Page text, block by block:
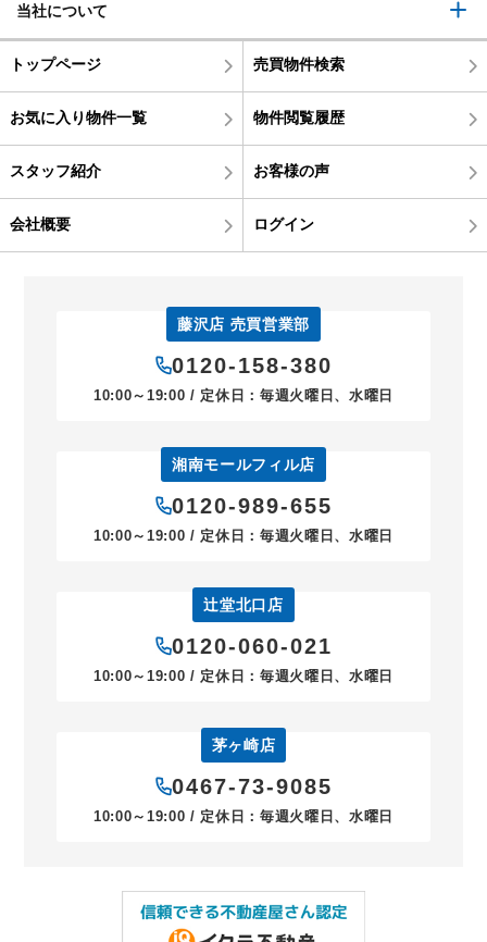
当社について
トップページ 売買物件検索
お気に入り物件一覧 物件閲覧履歴
スタッフ紹介 お客様の声
会社概要 ログイン
藤沢店 売買営業部
0120-158-380
10:00～19:00 / 定休日：毎週火曜日、水曜日
湘南モールフィル店
0120-989-655
10:00～19:00 / 定休日：毎週火曜日、水曜日
辻堂北口店
0120-060-021
10:00～19:00 / 定休日：毎週火曜日、水曜日
茅ヶ崎店
0467-73-9085
10:00～19:00 / 定休日：毎週火曜日、水曜日